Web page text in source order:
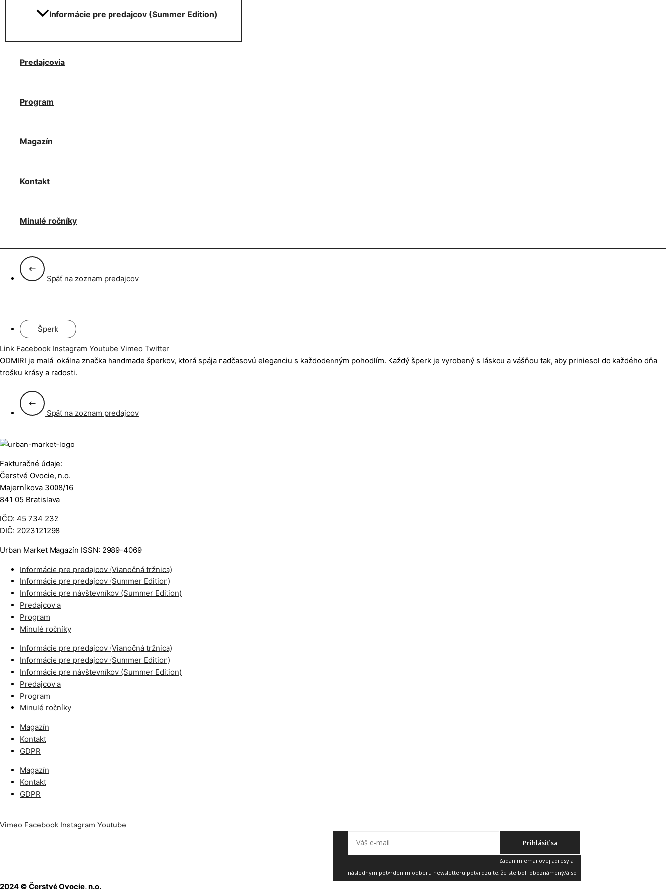
Informácie pre predajcov (Summer Edition)
Predajcovia
Program
Magazín
Kontakt
Minulé ročníky
Späť na zoznam predajcov
Šperk
Link Facebook Instagram Youtube Vimeo Twitter
ODMIRI je malá lokálna značka handmade šperkov, ktorá spája nadčasovú eleganciu s každodenným pohodlím. Každý šperk je vyrobený s láskou a vášňou tak, aby priniesol do každého dňa
trošku krásy a radosti.
Späť na zoznam predajcov
Fakturačné údaje:
Čerstvé Ovocie, n.o.
Majerníkova 3008/16
841 05 Bratislava
IČO: 45 734 232
DIČ: 2023121298
Urban Market Magazín ISSN: 2989-4069
Informácie pre predajcov (Vianočná tržnica)
Informácie pre predajcov (Summer Edition)
Informácie pre návštevníkov (Summer Edition)
Predajcovia
Program
Minulé ročníky
Informácie pre predajcov (Vianočná tržnica)
Informácie pre predajcov (Summer Edition)
Informácie pre návštevníkov (Summer Edition)
Predajcovia
Program
Minulé ročníky
Magazín
Kontakt
GDPR
Magazín
Kontakt
GDPR
Vimeo Facebook Instagram Youtube
Prihlásiť sa
Zadaním emailovej adresy a
následným potvrdením odberu newsletteru potvrdzujte, že ste boli oboznámený/á so
2024 © Čerstvé Ovocie, n.o.